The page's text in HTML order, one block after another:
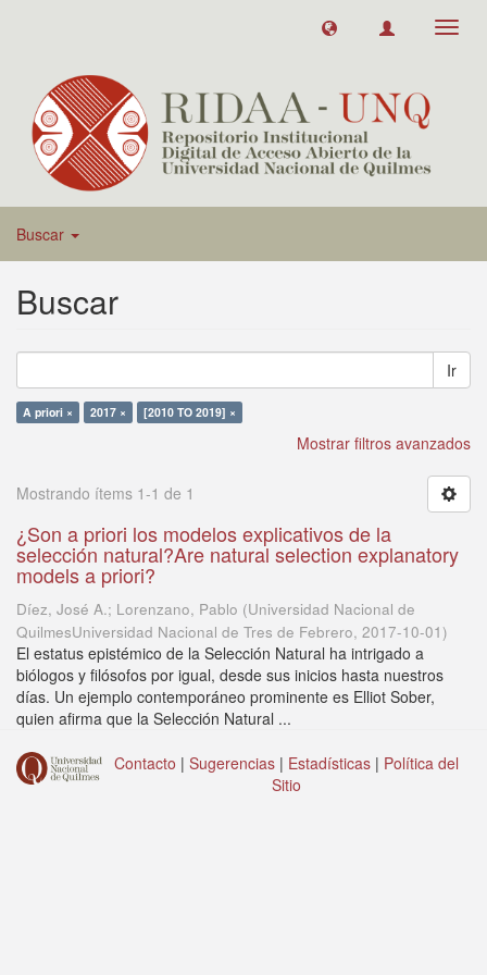
Buscar
Buscar
Ir
A priori × 2017 × [2010 TO 2019] ×
Mostrar filtros avanzados
Mostrando ítems 1-1 de 1
¿Son a priori los modelos explicativos de la
selección natural?Are natural selection explanatory
models a priori?
Díez, José A.; Lorenzano, Pablo (Universidad Nacional de
QuilmesUniversidad Nacional de Tres de Febrero, 2017-10-01)
El estatus epistémico de la Selección Natural ha intrigado a
biólogos y filósofos por igual, desde sus inicios hasta nuestros
días. Un ejemplo contemporáneo prominente es Elliot Sober,
quien afirma que la Selección Natural ...
Contacto | Sugerencias | Estadísticas | Política del
Sitio